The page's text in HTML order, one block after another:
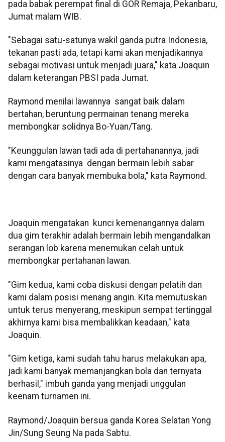
pada babak perempat final di GOR Remaja, Pekanbaru,
Jumat malam WIB.
"Sebagai satu-satunya wakil ganda putra Indonesia,
tekanan pasti ada, tetapi kami akan menjadikannya
sebagai motivasi untuk menjadi juara," kata Joaquin
dalam keterangan PBSI pada Jumat.
Raymond menilai lawannya sangat baik dalam
bertahan, beruntung permainan tenang mereka
membongkar solidnya Bo-Yuan/Tang.
"Keunggulan lawan tadi ada di pertahanannya, jadi
kami mengatasinya dengan bermain lebih sabar
dengan cara banyak membuka bola," kata Raymond.
Joaquin mengatakan kunci kemenangannya dalam
dua gim terakhir adalah bermain lebih mengandalkan
serangan lob karena menemukan celah untuk
membongkar pertahanan lawan.
"Gim kedua, kami coba diskusi dengan pelatih dan
kami dalam posisi menang angin. Kita memutuskan
untuk terus menyerang, meskipun sempat tertinggal
akhirnya kami bisa membalikkan keadaan," kata
Joaquin.
"Gim ketiga, kami sudah tahu harus melakukan apa,
jadi kami banyak memanjangkan bola dan ternyata
berhasil," imbuh ganda yang menjadi unggulan
keenam turnamen ini.
Raymond/Joaquin bersua ganda Korea Selatan Yong
Jin/Sung Seung Na pada Sabtu.